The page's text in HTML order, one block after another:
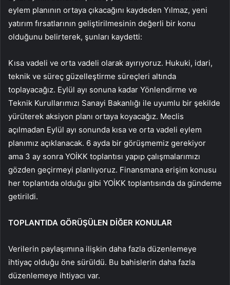
eylem planının ortaya çıkacağını kaydeden Yılmaz, yeni
yatırım fırsatlarının geliştirilmesinin değerli bir konu
olduğunu belirterek, şunları kaydetti:
Kısa vadeli ve orta vadeli olarak ayırıyoruz. Hukuki, idari,
teknik ve süreç güzelleştirme süreçleri altında
toplayacağız. Eylül ayı sonuna kadar Yönlendirme ve
Teknik Kurullarımızı Sanayi Bakanlığı ile uyumlu bir şekilde
yürüterek aksiyon planı ortaya koyacağız. Meclis
açılmadan Eylül ayı sonunda kısa ve orta vadeli eylem
planımız açıklanacak. 6 ayda bir görüşmemiz gerekiyor
ama 3 ay sonra YOİKK toplantısı yapıp çalışmalarımızı
gözden geçirmeyi planlıyoruz. Finansmana erişim konusu
her toplantıda olduğu gibi YOİKK toplantısında da gündeme
getirildi.
TOPLANTIDA GÖRÜŞÜLEN DİĞER KONULAR
Verilerin paylaşımına ilişkin daha fazla düzenlemeye
ihtiyaç olduğu öne sürüldü. Bu bahislerin daha fazla
düzenlemeye ihtiyacı var.